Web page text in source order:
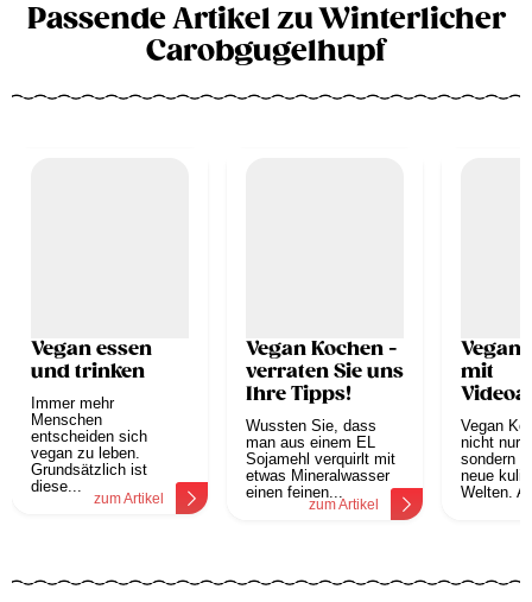
Passende Artikel zu Winterlicher
Carobgugelhupf
Vegan essen
und trinken
Immer mehr
Menschen
entscheiden sich
vegan zu leben.
Grundsätzlich ist
diese...
zum Artikel
Vegan Kochen -
verraten Sie uns
Ihre Tipps!
Wussten Sie, dass
man aus einem EL
Sojamehl verquirlt mit
etwas Mineralwasser
einen feinen...
zum Artikel
mit
Vegan
nicht nur
sondern
neue
Welten.